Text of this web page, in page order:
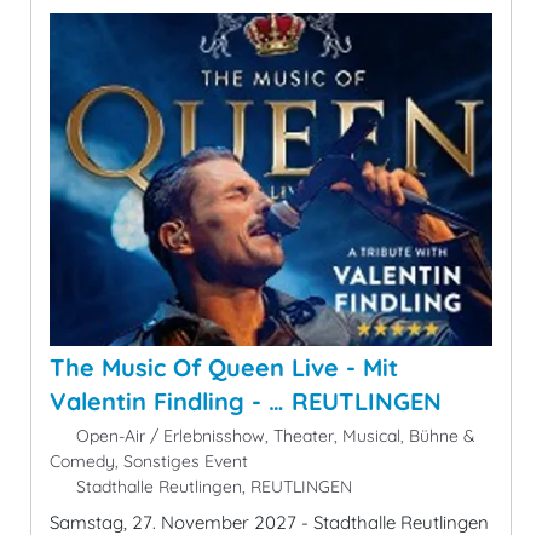
The Music Of Queen Live - Mit
Valentin Findling - … REUTLINGEN
Open-Air / Erlebnisshow, Theater, Musical, Bühne &
Comedy, Sonstiges Event
Stadthalle Reutlingen, REUTLINGEN
Samstag, 27. November 2027 - Stadthalle Reutlingen